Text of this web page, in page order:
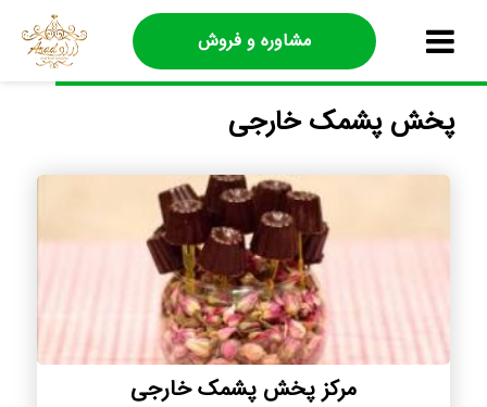
مشاوره و فروش
پخش پشمک خارجی
مرکز پخش پشمک خارجی